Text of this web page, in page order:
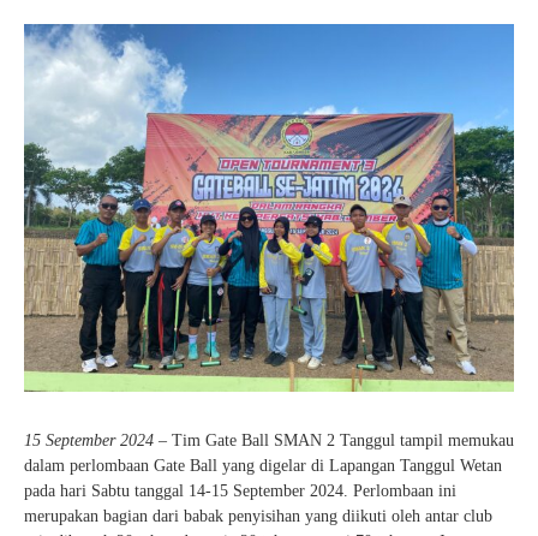
15 September 2024 – Tim Gate Ball SMAN 2 Tanggul tampil memukau
dalam perlombaan Gate Ball yang digelar di Lapangan Tanggul Wetan
pada hari Sabtu tanggal 14-15 September 2024. Perlombaan ini
merupakan bagian dari babak penyisihan yang diikuti oleh antar club